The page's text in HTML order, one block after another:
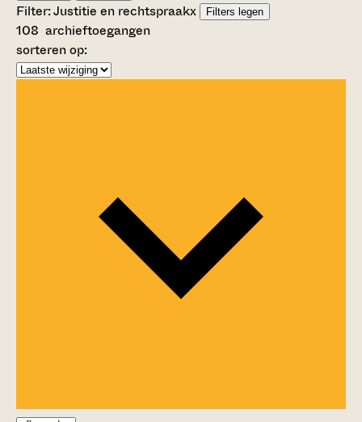
Filter:Justitie en rechtspraakx Filters legen
108 archieftoegangen
sorteren op: